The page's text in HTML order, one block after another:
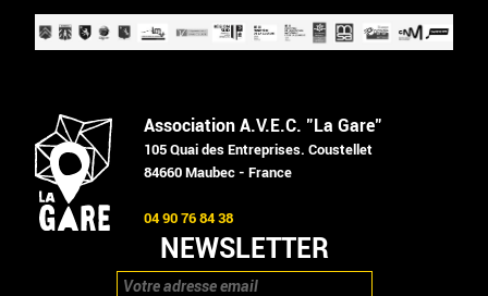
Association A.V.E.C. "La Gare"
105 Quai des Entreprises. Coustellet
84660 Maubec - France
04 90 76 84 38
NEWSLETTER